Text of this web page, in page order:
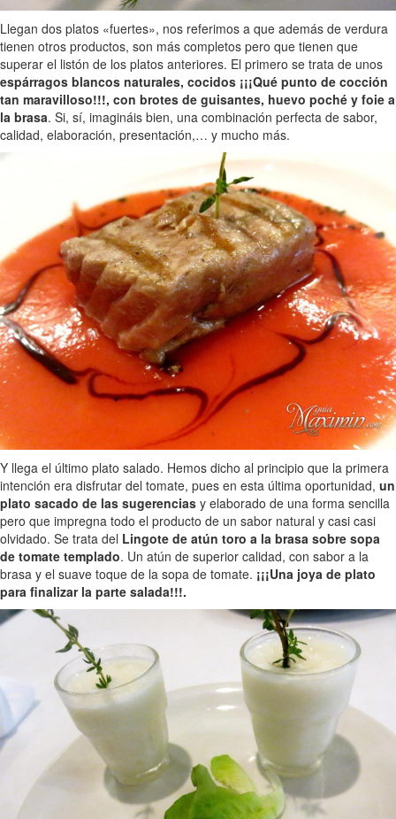
Llegan dos platos «fuertes», nos referimos a que además de verdura
tienen otros productos, son más completos pero que tienen que
superar el listón de los platos anteriores. El primero se trata de unos
espárragos blancos naturales, cocidos ¡¡¡Qué punto de cocción
tan maravilloso!!!, con brotes de guisantes, huevo poché y foie a
la brasa. Si, sí, imagináis bien, una combinación perfecta de sabor,
calidad, elaboración, presentación,… y mucho más.
Y llega el último plato salado. Hemos dicho al principio que la primera
intención era disfrutar del tomate, pues en esta última oportunidad, un
plato sacado de las sugerencias y elaborado de una forma sencilla
pero que impregna todo el producto de un sabor natural y casi casi
olvidado. Se trata del Lingote de atún toro a la brasa sobre sopa
de tomate templado. Un atún de superior calidad, con sabor a la
brasa y el suave toque de la sopa de tomate. ¡¡¡Una joya de plato
para finalizar la parte salada!!!.